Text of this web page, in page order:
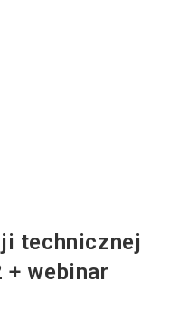
technicznej
+ webinar